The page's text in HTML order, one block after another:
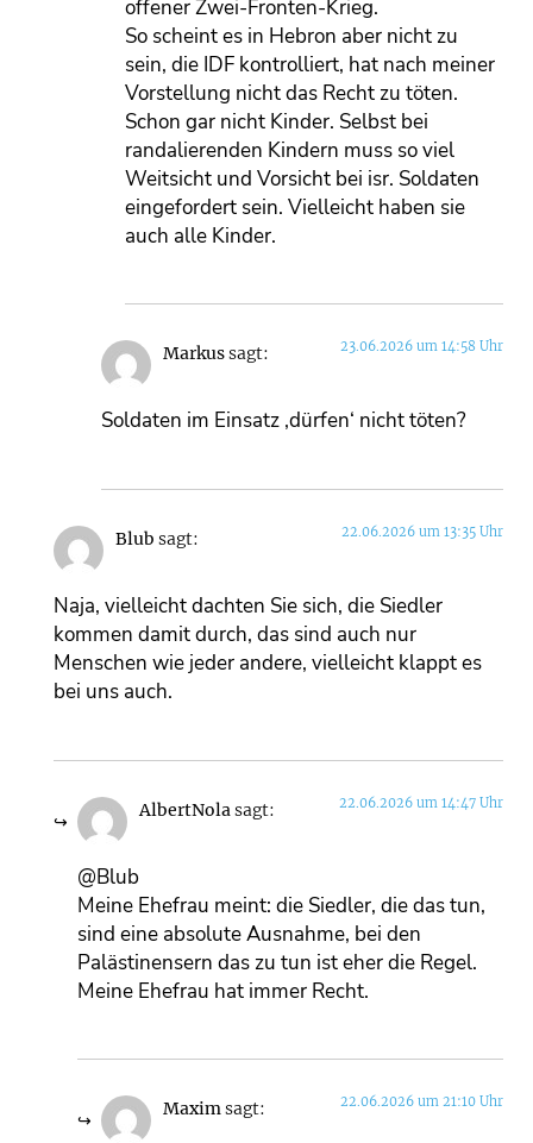
offener Zwei-Fronten-Krieg.
So scheint es in Hebron aber nicht zu
sein, die IDF kontrolliert, hat nach meiner
Vorstellung nicht das Recht zu töten.
Schon gar nicht Kinder. Selbst bei
randalierenden Kindern muss so viel
Weitsicht und Vorsicht bei isr. Soldaten
eingefordert sein. Vielleicht haben sie
auch alle Kinder.
Markussagt: 23.06.2026 um 14:58 Uhr
Soldaten im Einsatz ‚dürfen‘ nicht töten?
Blub sagt: 22.06.2026 um 13:35 Uhr
Naja, vielleicht dachten Sie sich, die Siedler
kommen damit durch, das sind auch nur
Menschen wie jeder andere, vielleicht klappt es
bei uns auch.
AlbertNolasagt: 22.06.2026 um 14:47 Uhr
@Blub
Meine Ehefrau meint: die Siedler, die das tun,
sind eine absolute Ausnahme, bei den
Palästinensern das zu tun ist eher die Regel.
Meine Ehefrau hat immer Recht.
Maximsagt: 22.06.2026 um 21:10 Uhr